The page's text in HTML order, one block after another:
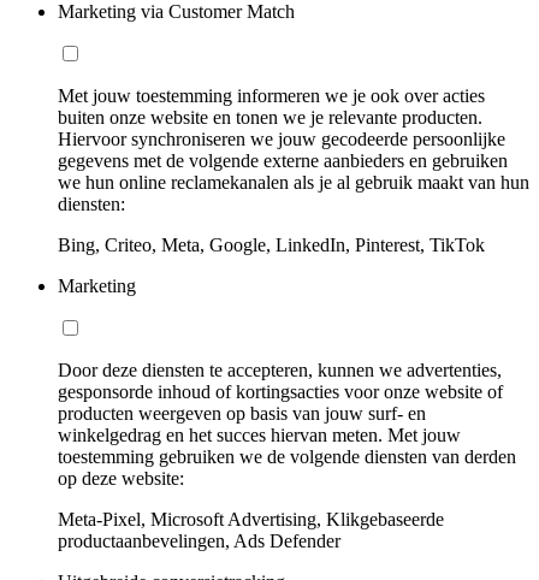
Marketing via Customer Match
Met jouw toestemming informeren we je ook over acties
buiten onze website en tonen we je relevante producten.
Hiervoor synchroniseren we jouw gecodeerde persoonlijke
gegevens met de volgende externe aanbieders en gebruiken
we hun online reclamekanalen als je al gebruik maakt van hun
diensten:
Bing, Criteo, Meta, Google, LinkedIn, Pinterest, TikTok
Marketing
Door deze diensten te accepteren, kunnen we advertenties,
gesponsorde inhoud of kortingsacties voor onze website of
producten weergeven op basis van jouw surf- en
winkelgedrag en het succes hiervan meten. Met jouw
toestemming gebruiken we de volgende diensten van derden
op deze website:
Meta-Pixel, Microsoft Advertising, Klikgebaseerde
productaanbevelingen, Ads Defender